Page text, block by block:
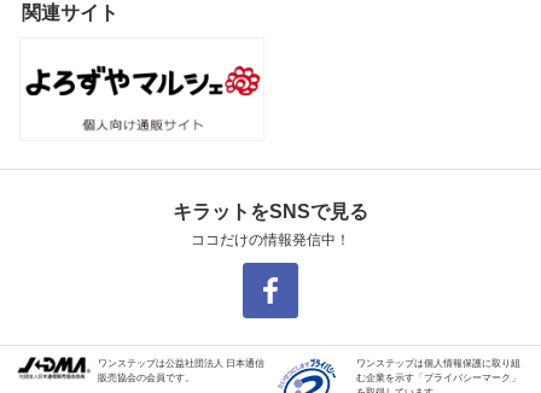
関連サイト
キラットをSNSで見る
ココだけの情報発信中！
ワンステップは公益社団法人 日本通信
販売協会の会員です。
ワンステップは個人情報保護に取り組
む企業を示す「プライバシーマーク」